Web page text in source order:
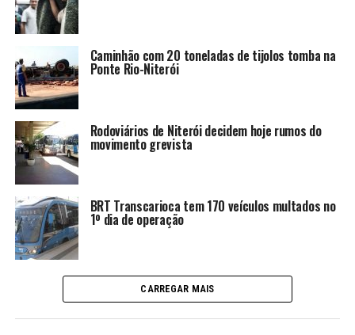
Caminhão com 20 toneladas de tijolos tomba na
Ponte Rio-Niterói
Rodoviários de Niterói decidem hoje rumos do
movimento grevista
BRT Transcarioca tem 170 veículos multados no
1º dia de operação
CARREGAR MAIS